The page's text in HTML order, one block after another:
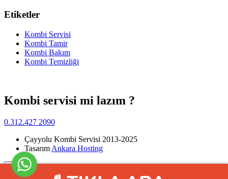
Etiketler
Kombi Servisi
Kombi Tamir
Kombi Bakım
Kombi Temizliği
Kombi servisi mi lazım ?
0.312.427 2090
Çayyolu Kombi Servisi 2013-2025
Tasarım Ankara Hosting
Yukarı